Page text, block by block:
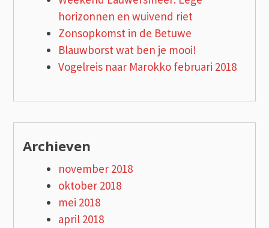
horizonnen en wuivend riet
Zonsopkomst in de Betuwe
Blauwborst wat ben je mooi!
Vogelreis naar Marokko februari 2018
Archieven
november 2018
oktober 2018
mei 2018
april 2018